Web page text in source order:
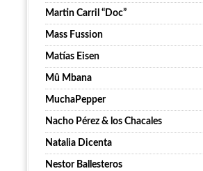
Martin Carril “Doc”
Mass Fussion
Matías Eisen
Mû Mbana
MuchaPepper
Nacho Pérez & los Chacales
Natalia Dicenta
Nestor Ballesteros